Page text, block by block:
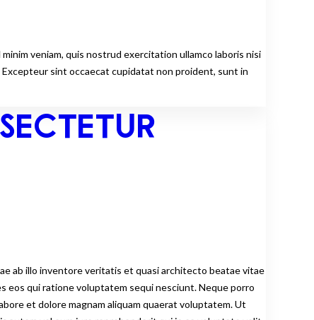
veniam, quis nostrud exercitation ullamco laboris nisi
sint occaecat cupidatat non proident, sunt in
ab illo inventore veritatis et quasi architecto beatae vitae
eos qui ratione voluptatem sequi nesciunt. Neque porro
et dolore magnam aliquam quaerat voluptatem. Ut